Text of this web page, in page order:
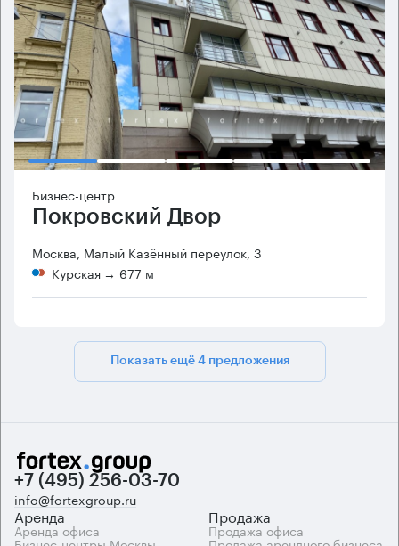
Бизнес-центр
Покровский Двор
Москва, Малый Казённый переулок, 3
Курская → 677 м
Показать ещё 4 предложения
+7 (495) 256-03-70
info@fortexgroup.ru
Аренда
Аренда офиса
Продажа
Продажа офиса